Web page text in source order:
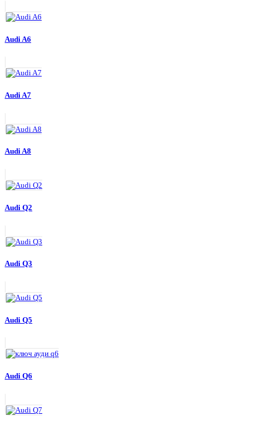
Audi A6
Audi A7
Audi A8
Audi Q2
Audi Q3
Audi Q5
Audi Q6